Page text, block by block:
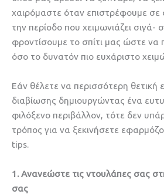
χαιρόμαστε όταν επιστρέφουμε σε
την περίοδο που χειμωνιάζει σιγά-
φροντίσουμε το σπίτι μας ώστε να
όσο το δυνατόν πιο ευχάριστο
Εάν θέλετε να περισσότερη θετική
διαβίωσης δημιουργώντας ένα
φιλόξενο περιβάλλον, τότε δεν
τρόπος για να ξεκινήσετε
tips.
1. Ανανεώστε τις ντουλάπες σας
σας